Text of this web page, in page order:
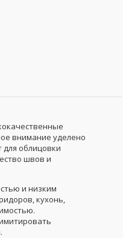
внимание уделено
облицовки
швов и
и низким
кухонь,